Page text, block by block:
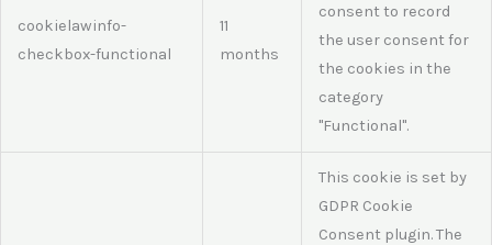
cookielawinfo-
checkbox-functional
11
months
consent to record
the user consent for
the cookies in the
category
"Functional".
This cookie is set by
GDPR Cookie
Consent plugin. The